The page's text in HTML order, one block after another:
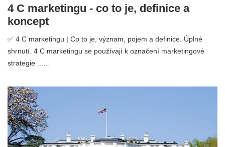
4 C marketingu - co to je, definice a
koncept
✅ 4 C marketingu | Co to je, význam, pojem a definice. Úplné
shrnutí. 4 C marketingu se používají k označení marketingové
strategie ...…